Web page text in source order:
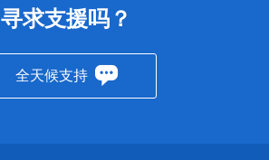
寻求支援吗？
全天候支持